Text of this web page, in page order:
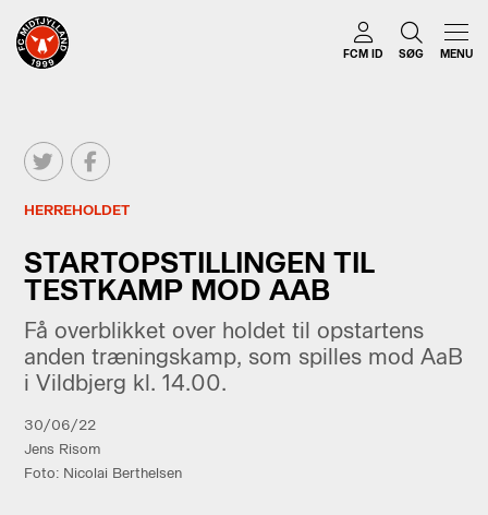
FCM ID SØG MENU
HERREHOLDET
STARTOPSTILLINGEN TIL
TESTKAMP MOD AAB
Få overblikket over holdet til opstartens
anden træningskamp, som spilles mod AaB
i Vildbjerg kl. 14.00.
30/06/22
Jens Risom
Foto: Nicolai Berthelsen